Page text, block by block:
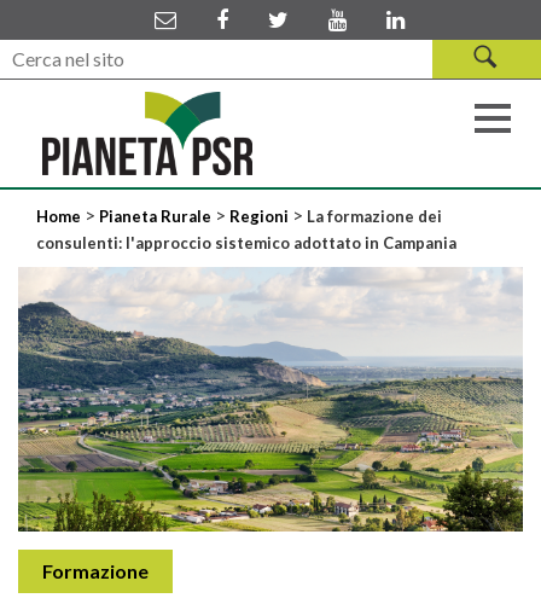
Home > Pianeta Rurale > Regioni > La formazione dei
consulenti: l'approccio sistemico adottato in Campania
Formazione